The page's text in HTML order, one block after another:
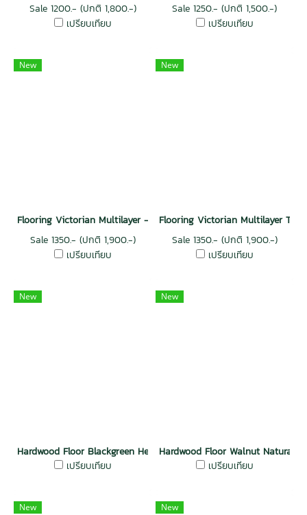
Sale 1200.- (ปกติ 1,800.-)
เปรียบเทียบ
Sale 1250.- (ปกติ 1,500.-)
เปรียบเทียบ
New
Flooring Victorian Multilayer - Ribbed-White Oak
Sale 1350.- (ปกติ 1,900.-)
เปรียบเทียบ
New
Flooring Victorian Multilayer Top
Sale 1350.- (ปกติ 1,900.-)
เปรียบเทียบ
New
Hardwood Floor Blackgreen Heart
เปรียบเทียบ
New
Hardwood Floor Walnut Natural
เปรียบเทียบ
New New